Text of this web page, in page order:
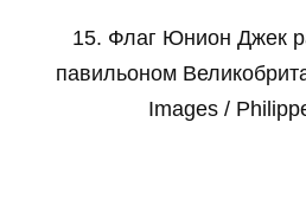
15. Флаг Юнион Джек
павильоном
Images /